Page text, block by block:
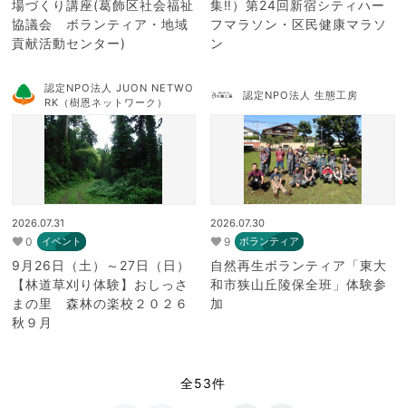
場づくり講座(葛飾区社会福祉
協議会 ボランティア・地域
貢献活動センター)
集‼）第24回新宿シティハー
フマラソン・区民健康マラソ
ン
認定NPO法人 JUON NETWO
RK（樹恩ネットワーク）
2026.07.31
0 イベント
9月26日（土）～27日（日）
【林道草刈り体験】おしっさ
まの里 森林の楽校２０２６
秋９月
認定NPO法人 生態工房
2026.07.30
9 ボランティア
自然再生ボランティア「東大
和市狭山丘陵保全班」体験参
加
全53件